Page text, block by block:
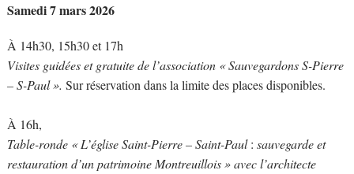
Samedi 7 mars 2026
À 14h30, 15h30 et 17h
Visites guidées et gratuite de l’association « Sauvegardons S-Pierre
– S-Paul ». Sur réservation dans la limite des places disponibles.
À 16h,
Table-ronde « L’église Saint-Pierre – Saint-Paul: sauvegarde et
restauration d’un patrimoine Montreuillois » avec l’architecte